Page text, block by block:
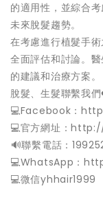
的適用性，並綜合
未來脫髮趨勢。
在考慮進行植髮手
全面評估和討論。
的建議和治療方案。
脫髮、生髮聯繫我
💻Facebook：
💻官方網址：
️🔊聯繫電話：
💻WhatsApp：
💻微信yhhair1999